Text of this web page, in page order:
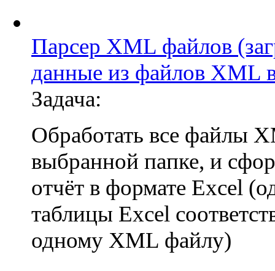
Парсер XML файлов
данные из файлов XML
Задача:
Обработать все файлы
выбранной папке, и
отчёт в формате Excel
таблицы Excel
одному XML файлу)